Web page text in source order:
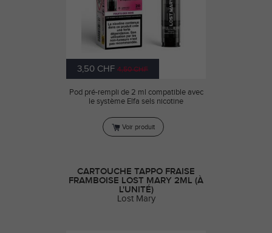
3,50 CHF 4,50 CHF
Pod pré-rempli de 2 ml compatible avec
le système Elfa sels nicotine
Voir produit
CARTOUCHE TAPPO FRAISE
FRAMBOISE LOST MARY 2ML (À
L'UNITÉ)
Lost Mary